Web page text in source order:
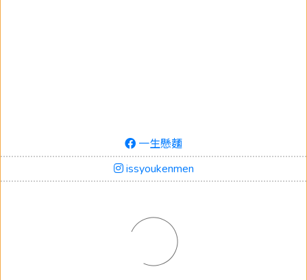
一生懸麵
issyoukenmen